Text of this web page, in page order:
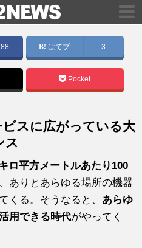
はてブ 3
Pocket
スに広がっている大
ス
ロ平方メートルあたり100
ありとあらゆる場所の機器
くる。そうなると、 あらゆ
用できる時代がやってく